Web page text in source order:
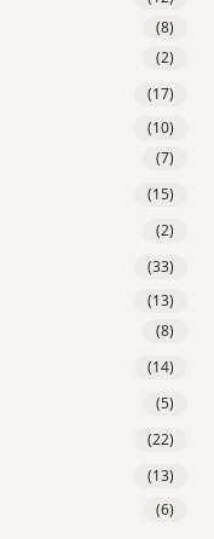
(8)
(2)
(17)
(10)
(7)
(15)
(2)
(33)
(13)
(8)
(14)
(5)
(22)
(13)
(6)